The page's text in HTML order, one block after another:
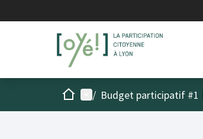
AccueilMenu principal
/ Budget participatif #1